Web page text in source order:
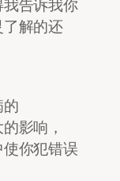
告诉我你
解的还
影响，
你犯错误